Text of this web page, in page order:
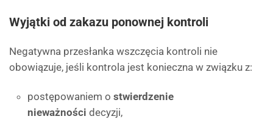
Wyjątki od zakazu ponownej kontroli
Negatywna przesłanka wszczęcia kontroli nie
obowiązuje, jeśli kontrola jest konieczna w związku z:
postępowaniem o stwierdzenie
nieważności decyzji,